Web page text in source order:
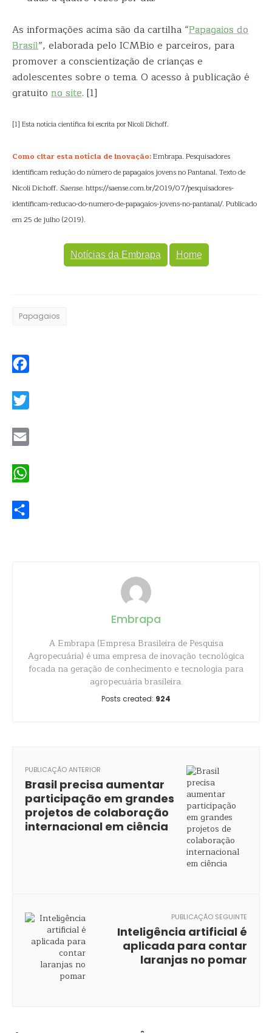
As informações acima são da cartilha “Papagaios do
Brasil”, elaborada pelo ICMBio e parceiros, para
promover a conscientização de crianças e
adolescentes sobre o tema. O acesso à publicação é
gratuito no site. [1]
[1] Esta notícia científica foi escrita por Nicoli Dichoff.
Como citar esta notícia de inovação:Embrapa. Pesquisadores
identificam redução do número de papagaios jovens no Pantanal. Texto de
Nicoli Dichoff. Saense. https://saense.com.br/2019/07/pesquisadores-
identificam-reducao-do-numero-de-papagaios-jovens-no-pantanal/. Publicado
em 25 de julho (2019).
Notícias da Embrapa Home
Papagaios
Embrapa
A Embrapa (Empresa Brasileira de Pesquisa
Agropecuária) é uma empresa de inovação tecnológica
focada na geração de conhecimento e tecnologia para
agropecuária brasileira.
Posts created: 924
PUBLICAÇÃO ANTERIOR
Brasil precisa aumentar
participação em grandes
projetos de colaboração
internacional em ciência
PUBLICAÇÃO SEGUINTE
Inteligência artificial é
aplicada para contar
laranjas no pomar